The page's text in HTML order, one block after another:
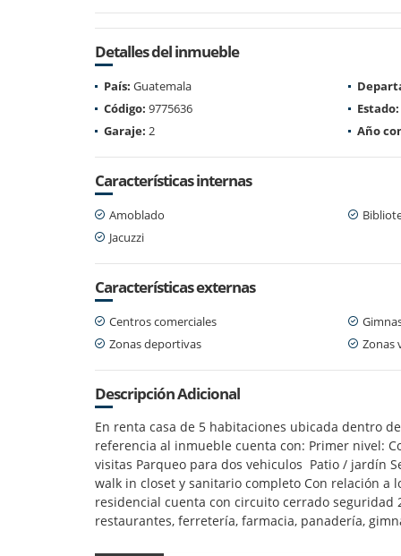
Detalles del inmueble
País: Guatemala
Código: 9775636 Estado:
Garaje: 2 Año
Características internas
Amoblado
Jacuzzi
Características externas
Centros comerciales
Zonas deportivas
Zonas
Descripción Adicional
En renta casa de 5 habitaciones ubicada dentro
referencia al inmueble cuenta con: Primer nivel:
visitas Parqueo para dos vehiculos Patio / jardín
walk in closet y sanitario completo Con relación a
residencial cuenta con circuito cerrado
restaurantes, ferretería, farmacia, panadería,